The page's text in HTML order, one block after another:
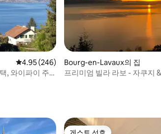
평점 4.95점(5점 만점), 후기 246개
4.95 (246)
, 와이파이 주
Bourg-en-Lavaux의 집
프리미엄 빌라 라보 - 자쿠지